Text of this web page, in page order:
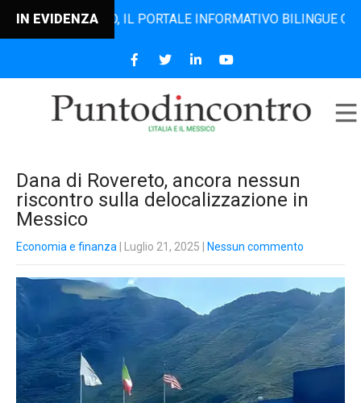
IN EVIDENZAIL PORTALE INFORMATIVO BILINGUE CHE
Dana di Rovereto, ancora nessun
riscontro sulla delocalizzazione in
Messico
Economia e finanza | Luglio 21, 2025 Nessun commento